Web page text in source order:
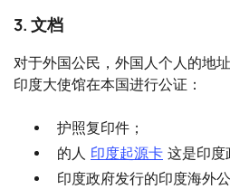
3. 文档
对于外国公民，外国人个人的地
印度大使馆在本国进行公证：
护照复印件；
的人 印度起源卡 这是印度
印度政府发行的印度海外公